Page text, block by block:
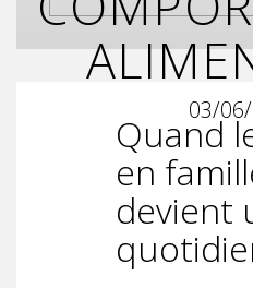
03/
Quand
en
devient